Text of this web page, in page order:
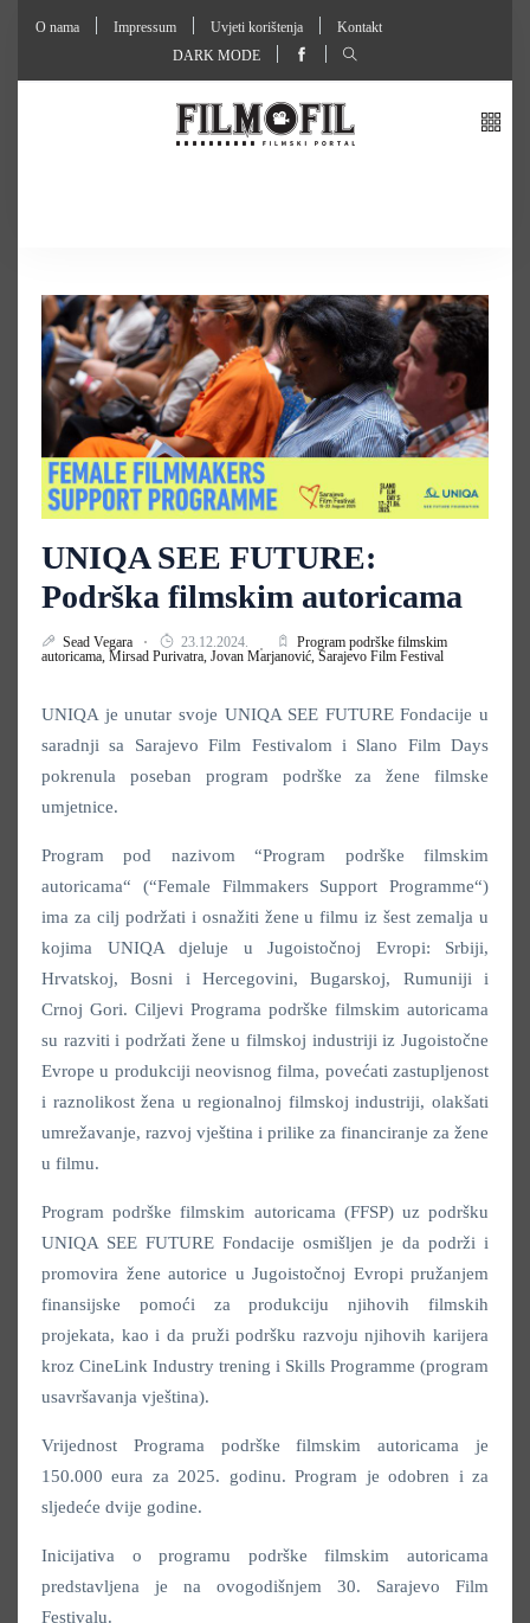
O nama Impressum Uvjeti korištenja
Kontakt
DARK MODE
UNIQA SEE FUTURE:
Podrška filmskim autoricama
Sead Vegara 23.12.2024.
Program podrške filmskim
autoricama, Mirsad Purivatra, Jovan Marjanović, Sarajevo Film Festival
UNIQA je unutar svoje UNIQA SEE FUTURE Fondacije u
saradnji sa Sarajevo Film Festivalom i Slano Film Days
pokrenula poseban program podrške za žene filmske
umjetnice.
Program pod nazivom “Program podrške filmskim
autoricama“ (“Female Filmmakers Support Programme“)
ima za cilj podržati i osnažiti žene u filmu iz šest zemalja u
kojima UNIQA djeluje u Jugoistočnoj Evropi: Srbiji,
Hrvatskoj, Bosni i Hercegovini, Bugarskoj, Rumuniji i
Crnoj Gori. Ciljevi Programa podrške filmskim autoricama
su razviti i podržati žene u filmskoj industriji iz Jugoistočne
Evrope u produkciji neovisnog filma, povećati zastupljenost
i raznolikost žena u regionalnoj filmskoj industriji, olakšati
umrežavanje, razvoj vještina i prilike za financiranje za žene
u filmu.
Program podrške filmskim autoricama (FFSP) uz podršku
UNIQA SEE FUTURE Fondacije osmišljen je da podrži i
promovira žene autorice u Jugoistočnoj Evropi pružanjem
finansijske pomoći za produkciju njihovih filmskih
projekata, kao i da pruži podršku razvoju njihovih karijera
kroz CineLink Industry trening i Skills Programme (program
usavršavanja vještina).
Vrijednost Programa podrške filmskim autoricama je
150.000 eura za 2025. godinu. Program je odobren i za
sljedeće dvije godine.
Inicijativa o programu podrške filmskim autoricama
predstavljena je na ovogodišnjem 30. Sarajevo Film
Festivalu.